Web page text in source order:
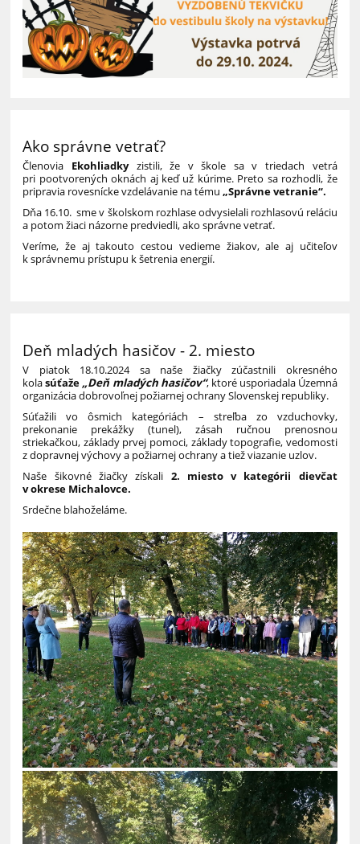
Ako správne vetrať?
Členovia Ekohliadky zistili, že v škole sa v triedach vetrá
pri pootvorených oknách aj keď už kúrime. Preto sa rozhodli, že
pripravia rovesnícke vzdelávanie na tému„Správne vetranie“.
Dňa 16.10. sme v školskom rozhlase odvysielali rozhlasovú reláciu
a potom žiaci názorne predviedli, ako správne vetrať.
Veríme, že aj takouto cestou vedieme žiakov, ale aj učiteľov
k správnemu prístupu k šetrenia energií.
Deň mladých hasičov - 2. miesto
V piatok 18.10.2024 sa naše žiačky zúčastnili okresného
kolasúťaže „Deň mladých hasičov“, ktoré usporiadala Územná
organizácia dobrovoľnej požiarnej ochrany Slovenskej republiky.
Súťažili vo ôsmich kategóriách – streľba zo vzduchovky,
prekonanie prekážky (tunel), zásah ručnou prenosnou
striekačkou, základy prvej pomoci, základy topografie, vedomosti
z dopravnej výchovy a požiarnej ochrany a tiež viazanie uzlov.
Naše šikovné žiačky získali 2. miesto v kategórii dievčat
v okrese Michalovce.
Srdečne blahoželáme.